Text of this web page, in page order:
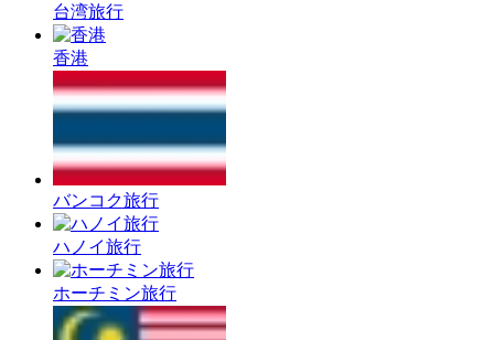
台湾旅行
香港
バンコク旅行
ハノイ旅行
ホーチミン旅行